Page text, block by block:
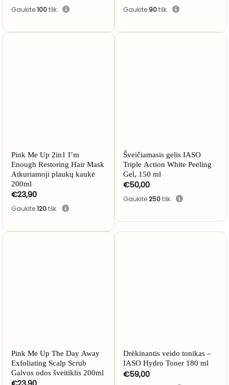
Gaukite100tšk. Gaukite 90tšk.
Pink Me Up 2in1 I’m
Enough Restoring Hair Mask
Atkuriamoji plaukų kaukė
200ml
€23,90
Gaukite120tšk.
Šveičiamasis gelis IASO
Triple Action White Peeling
Gel, 150 ml
€50,00
Gaukite250tšk.
Pink Me Up The Day Away
Exfoliating Scalp Scrub
Galvos odos šveitiklis 200ml
Drėkinantis veido tonikas –
IASO Hydro Toner 180 ml
€59,00